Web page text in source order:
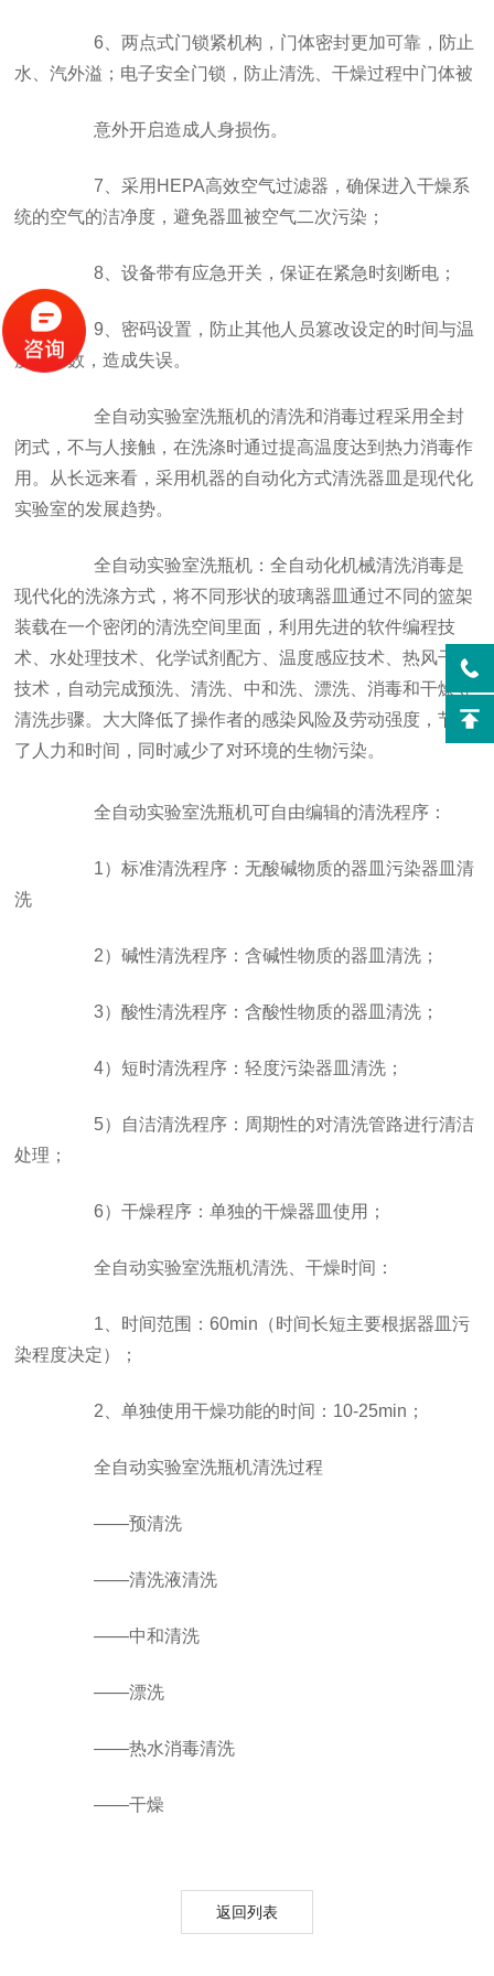
6、两点式门锁紧机构，门体密封更加可靠，防止
水、汽外溢；电子安全门锁，防止清洗、干燥过程中门体被
意外开启造成人身损伤。
7、采用HEPA高效空气过滤器，确保进入干燥系
统的空气的洁净度，避免器皿被空气二次污染；
8、设备带有应急开关，保证在紧急时刻断电；
9、密码设置，防止其他人员篡改设定的时间与温
度等参数，造成失误。
全自动实验室洗瓶机的清洗和消毒过程采用全封
闭式，不与人接触，在洗涤时通过提高温度达到热力消毒作
用。从长远来看，采用机器的自动化方式清洗器皿是现代化
实验室的发展趋势。
全自动实验室洗瓶机：全自动化机械清洗消毒是
现代化的洗涤方式，将不同形状的玻璃器皿通过不同的篮架
装载在一个密闭的清洗空间里面，利用先进的软件编程技
术、水处理技术、化学试剂配方、温度感应技术、热风干燥
技术，自动完成预洗、清洗、中和洗、漂洗、消毒和干燥等
清洗步骤。大大降低了操作者的感染风险及劳动强度，节约
了人力和时间，同时减少了对环境的生物污染。
全自动实验室洗瓶机可自由编辑的清洗程序：
1）标准清洗程序：无酸碱物质的器皿污染器皿清
洗
2）碱性清洗程序：含碱性物质的器皿清洗；
3）酸性清洗程序：含酸性物质的器皿清洗；
4）短时清洗程序：轻度污染器皿清洗；
5）自洁清洗程序：周期性的对清洗管路进行清洁
处理；
6）干燥程序：单独的干燥器皿使用；
全自动实验室洗瓶机清洗、干燥时间：
1、时间范围：60min（时间长短主要根据器皿污
染程度决定）；
2、单独使用干燥功能的时间：10-25min；
全自动实验室洗瓶机清洗过程
——预清洗
——清洗液清洗
——中和清洗
——漂洗
——热水消毒清洗
——干燥
返回列表